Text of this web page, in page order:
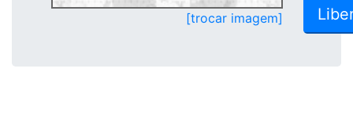
[trocar imagem]